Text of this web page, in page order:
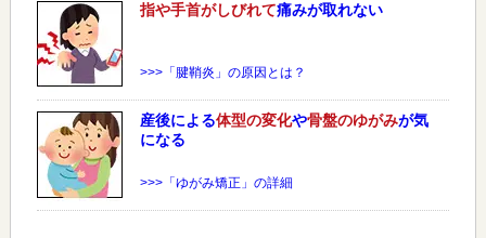
指や手首がしびれて痛みが取れない
>>>「腱鞘炎」の原因とは？
産後による体型の変化や骨盤のゆがみが気
になる
>>>「ゆがみ矯正」の詳細